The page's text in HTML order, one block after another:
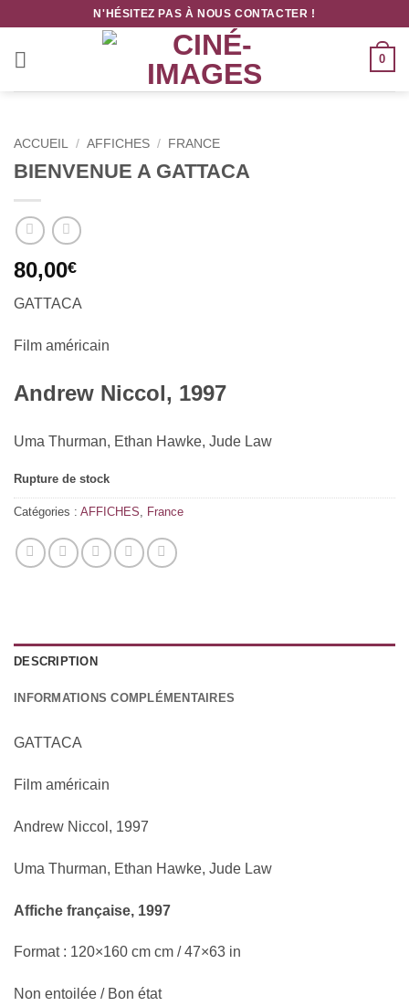
contenu
N'HÉSITEZ PAS À NOUS CONTACTER !
0
ACCUEIL / AFFICHES / FRANCE
BIENVENUE A GATTACA
80,00€
GATTACA
Film américain
Andrew Niccol, 1997
Uma Thurman, Ethan Hawke, Jude Law
Rupture de stock
Catégories : AFFICHES, France
DESCRIPTION
INFORMATIONS COMPLÉMENTAIRES
GATTACA
Film américain
Andrew Niccol, 1997
Uma Thurman, Ethan Hawke, Jude Law
Affiche française, 1997
Format : 120×160 cm cm / 47×63 in
Non entoilée / Bon état